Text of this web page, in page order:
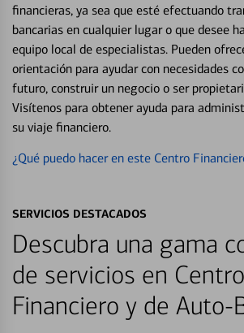
financieras, ya sea que esté efectuando
bancarias en cualquier lugar o que desee
equipo local de especialistas. Pueden
orientación para ayudar con necesidades
futuro, construir un negocio o ser
Visítenos para obtener ayuda para
su viaje financiero.
¿Qué puedo hacer en este Centro
SERVICIOS DESTACADOS
Descubra una gama
de servicios en Centro
Financiero y de Auto-